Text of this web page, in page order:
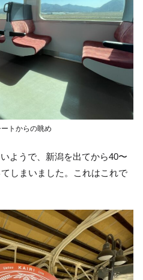
トからの眺め
ようで、新潟を出てから40〜
しまいました。これはこれで